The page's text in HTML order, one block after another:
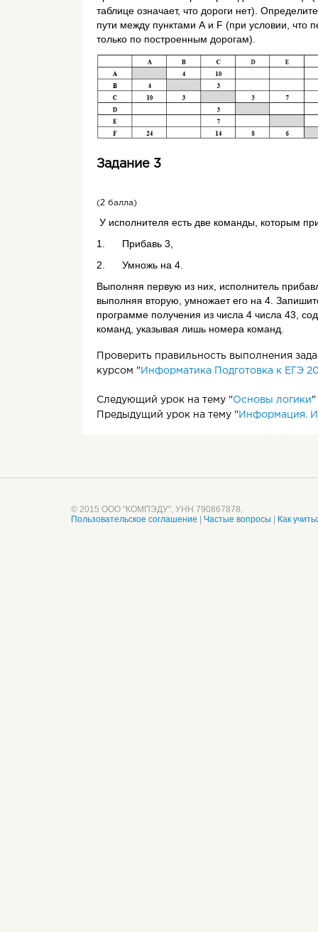
таблице означает, что дороги нет).
пути между пунктами А и F (при условии, что
только по построенным дорогам).
Задание 3
(2 балла)
У исполнителя есть две команды, которым
1. Прибавь 3,
2. Умножь на 4.
Выполняя первую из них, исполнитель
выполняя вторую, умножает его на 4.
программе получения из числа 4 числа 43,
команд, указывая лишь номера команд.
Проверить правильность выполнения
курсом " Информатика Подготовка к ЕГЭ
Следующий урок на тему "Основы логики"
Предыдущий урок на тему " Информация.
© 2015 ООО "КОМПЭДУ", УНН 790867878.
Пользовательское соглашение
Частые вопросы Как